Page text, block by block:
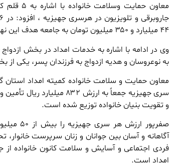
معاون
۴۴ میلیارد و ۳۵۰ میلیون تومان به جامعه هدف این نهاد اهداء شده است
وی در ادامه با اشاره به خدمات امداد در بخش
به نوعروسان و هدیه ازدواج به فرزندان پسر، یکی
سری جهیزیه جمعاً به ارزش
و تقویت بنیان خانواده توزیع شده است.
صفرپور
آگاهانه و آسان بین جوانان و زنان سرپرست
فردی اجتماعی و آسایش و سلامت کانون خانواده از
امداد است.